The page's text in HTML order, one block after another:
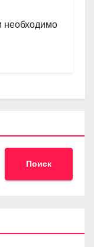
необходимо
Поиск